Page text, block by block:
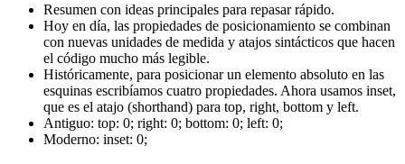
Resumen con ideas principales para repasar rápido.
Hoy en día, las propiedades de posicionamiento se combinan
con nuevas unidades de medida y atajos sintácticos que hacen
el código mucho más legible.
Históricamente, para posicionar un elemento absoluto en las
esquinas escribíamos cuatro propiedades. Ahora usamos inset,
que es el atajo (shorthand) para top, right, bottom y left.
Antiguo: top: 0; right: 0; bottom: 0; left: 0;
Moderno: inset: 0;